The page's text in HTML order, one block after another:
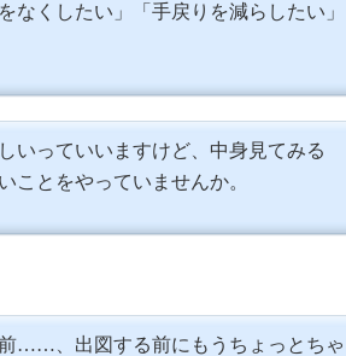
なくしたい」「手戻りを減らしたい」
いっていいますけど、中身見てみる
ことをやっていませんか。
……、出図する前にもうちょっとちゃ